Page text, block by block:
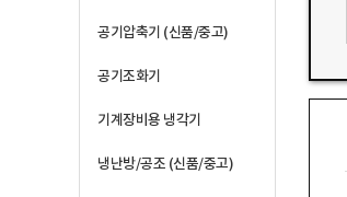
공기압축기 (신품/중고)
공기조화기
기계장비용 냉각기
냉난방/공조 (신품/중고)